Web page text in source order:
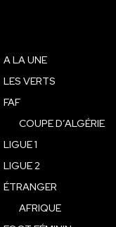
A LA UNE
LES VERTS
FAF
COUPE D’ALGÉRIE
LIGUE 1
LIGUE 2
ÉTRANGER
AFRIQUE